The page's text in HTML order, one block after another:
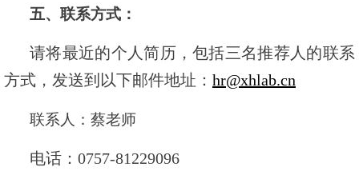
五、 联系方式：
请将最近的个人简历，包括三名推荐人的联系
方式，发送到以下邮件地址： hr@xhlab.cn
联系人：蔡老师
电话：0757-81229096